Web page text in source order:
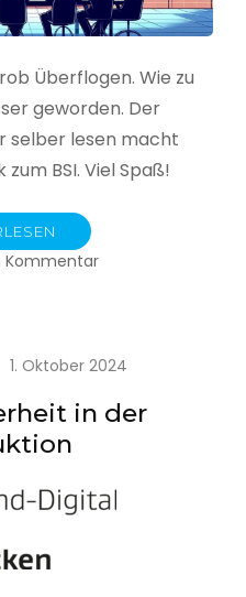
Überflogen. Wie zu
geworden. Der
selber lesen macht
BSI. Viel Spaß!
Kommentarzu
seinen
Lagebericht
zur
in
Deutschland
1. Oktober 2024
in der